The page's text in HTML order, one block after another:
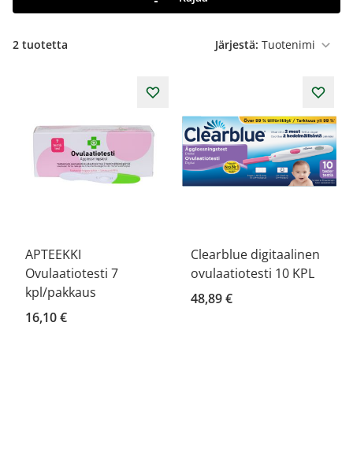
2 tuotetta Järjestä:
APTEEKKI
Ovulaatiotesti 7
kpl/pakkaus
16,10 €
Clearblue digitaalinen
ovulaatiotesti 10 KPL
48,89 €